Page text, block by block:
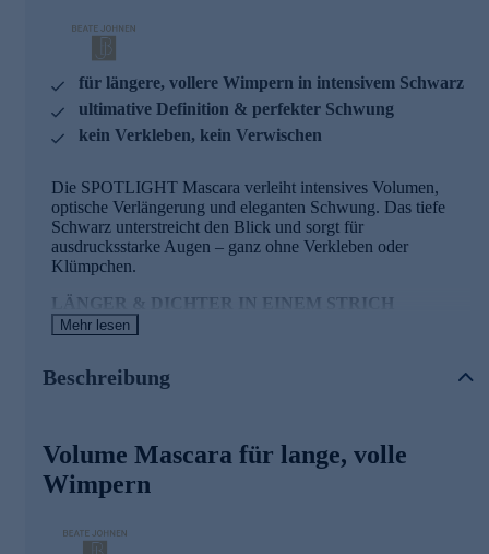
für längere, vollere Wimpern in intensivem Schwarz
ultimative Definition & perfekter Schwung
kein Verkleben, kein Verwischen
Die SPOTLIGHT Mascara verleiht intensives Volumen,
optische Verlängerung und eleganten Schwung. Das tiefe
Schwarz unterstreicht den Blick und sorgt für
ausdrucksstarke Augen – ganz ohne Verkleben oder
Klümpchen.
LÄNGER & DICHTER IN EINEM STRICH
Reis- und Carnaubawachs umhüllen jede Wimper präzise
Angereichert mit Panthenol, Biotinoyl-Tripeptid-1 und
Vitamin C-Derivaten stärkt die Mascara bei jeder
Anwendung die Wimpern vom Ansatz bis zur Spitze.
LANGANHALTEND & WISCHFEST – DEN
GANZEN TAG
Mehr lesen
Beschreibung
Volume Mascara für lange, volle
Wimpern